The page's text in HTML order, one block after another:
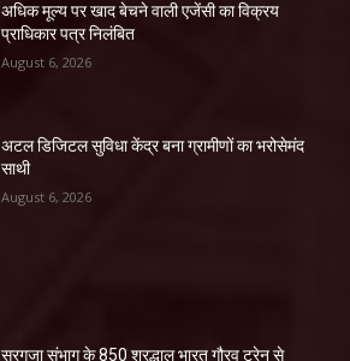
अधिक मूल्य पर खाद बेचने वाली एजेंसी का विक्रय
प्राधिकार पत्र निलंबित
August 6, 2026
अटल डिजिटल सुविधा केंद्र बना ग्रामीणों का भरोसेमंद
साथी
August 6, 2026
सरगुजा संभाग के 850 श्रद्धालु भारत गौरव ट्रेन से